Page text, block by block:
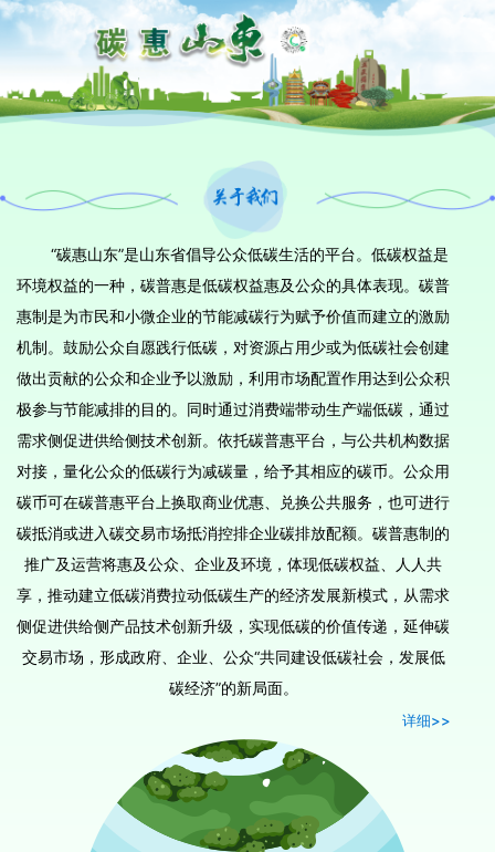
“碳惠山东”是山东省倡导公众低碳生活的平台。低碳权益是
环境权益的一种，碳普惠是低碳权益惠及公众的具体表现。碳普
惠制是为市民和小微企业的节能减碳行为赋予价值而建立的激励
机制。鼓励公众自愿践行低碳，对资源占用少或为低碳社会创建
做出贡献的公众和企业予以激励，利用市场配置作用达到公众积
极参与节能减排的目的。同时通过消费端带动生产端低碳，通过
需求侧促进供给侧技术创新。依托碳普惠平台，与公共机构数据
对接，量化公众的低碳行为减碳量，给予其相应的碳币。公众用
碳币可在碳普惠平台上换取商业优惠、兑换公共服务，也可进行
碳抵消或进入碳交易市场抵消控排企业碳排放配额。碳普惠制的
推广及运营将惠及公众、企业及环境，体现低碳权益、人人共
享，推动建立低碳消费拉动低碳生产的经济发展新模式，从需求
侧促进供给侧产品技术创新升级，实现低碳的价值传递，延伸碳
交易市场，形成政府、企业、公众“共同建设低碳社会，发展低
碳经济”的新局面。
详细>>